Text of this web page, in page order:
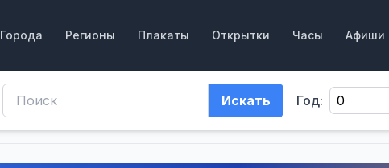
Города Регионы Плакаты Открытки Часы Афиши
Искать Год: